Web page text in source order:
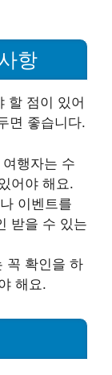
항
할 점이 있어
면 좋습니다.
행자는 수
어야 해요.
이벤트를
받을 수 있는
꼭 확인을 하
해요.